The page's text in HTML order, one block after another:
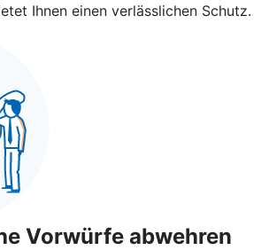
Ihnen einen verlässlichen Schutz.
Vorwürfe abwehren